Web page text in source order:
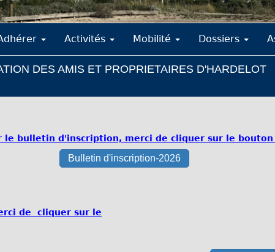
Activités Mobilité Dossiers
DES AMIS ET PROPRIETAIRES D'HARDELOT
le bulletin d'inscription, merci de cliquer sur le bouton
Bulletin d'inscription-2026
de cliquer sur le